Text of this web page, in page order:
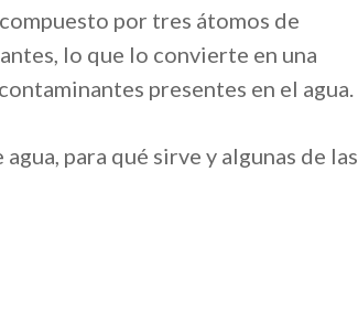
por tres átomos de
lo que lo convierte en una
presentes en el agua.
para qué sirve y algunas de las